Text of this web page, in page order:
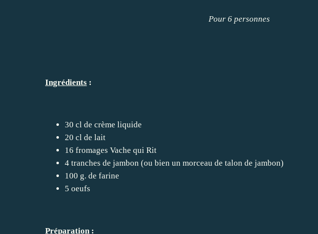
Pour 6 personnes
Ingrédients :
30 cl de crème liquide
20 cl de lait
16 fromages Vache qui Rit
4 tranches de jambon (ou bien un morceau de talon de jambon)
100 g. de farine
5 oeufs
Préparation :